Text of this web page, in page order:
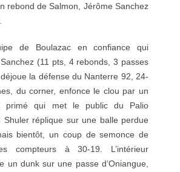
rebond de Salmon, Jérôme Sanchez
de Boulazac en confiance qui
(11 pts, 4 rebonds, 3 passes
la défense du Nanterre 92, 24-
du corner, enfonce le clou par un
primé qui met le public du Palio
Shuler réplique sur une balle perdue
bientôt, un coup de semonce de
compteurs à 30-19. L’intérieur
un dunk sur une passe d’Oniangue,